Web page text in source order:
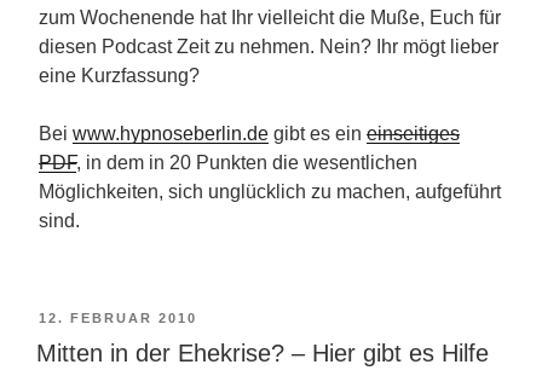
zum Wochenende hat Ihr vielleicht die Muße, Euch für
diesen Podcast Zeit zu nehmen. Nein? Ihr mögt lieber
eine Kurzfassung?
Bei www.hypnoseberlin.de gibt es ein einseitiges
PDF, in dem in 20 Punkten die wesentlichen
Möglichkeiten, sich unglücklich zu machen, aufgeführt
sind.
VERÖFFENTLICHT
AM
12. FEBRUAR 2010
Mitten in der Ehekrise? – Hier gibt es Hilfe